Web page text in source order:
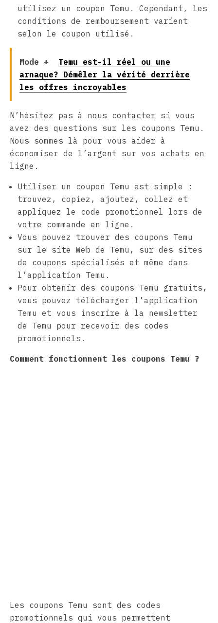
utilisez un coupon Temu. Cependant, les
conditions de remboursement varient
selon le coupon utilisé.
Mode +
Temu est-il réel ou une
arnaque? Démêler la vérité derrière
les offres incroyables
N’hésitez pas à nous contacter si vous
avez des questions sur les coupons Temu.
Nous sommes là pour vous aider à
économiser de l’argent sur vos achats en
ligne.
Utiliser un coupon Temu est simple :
trouvez, copiez, ajoutez, collez et
appliquez le code promotionnel lors de
votre commande en ligne.
Vous pouvez trouver des coupons Temu
sur le site Web de Temu, sur des sites
de coupons spécialisés et même dans
l’application Temu.
Pour obtenir des coupons Temu gratuits,
vous pouvez télécharger l’application
Temu et vous inscrire à la newsletter
de Temu pour recevoir des codes
promotionnels.
Comment fonctionnent les coupons Temu ?
Les coupons Temu sont des codes
promotionnels qui vous permettent